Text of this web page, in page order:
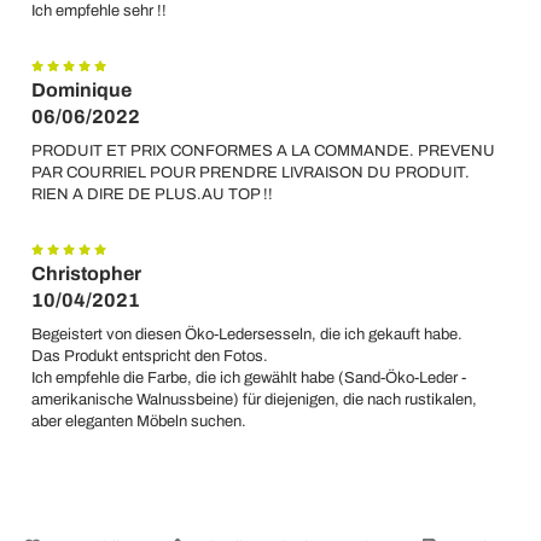
Ich empfehle sehr !!
Dominique
06/06/2022
PRODUIT ET PRIX CONFORMES A LA COMMANDE. PREVENU
PAR COURRIEL POUR PRENDRE LIVRAISON DU PRODUIT.
RIEN A DIRE DE PLUS.AU TOP !!
Christopher
10/04/2021
Begeistert von diesen Öko-Ledersesseln, die ich gekauft habe.
Das Produkt entspricht den Fotos.
Ich empfehle die Farbe, die ich gewählt habe (Sand-Öko-Leder -
amerikanische Walnussbeine) für diejenigen, die nach rustikalen,
aber eleganten Möbeln suchen.